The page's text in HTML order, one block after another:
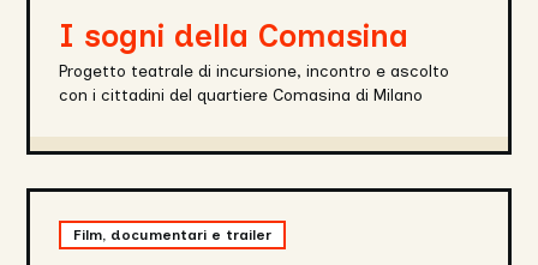
I sogni della Comasina
Progetto teatrale di incursione, incontro e ascolto
con i cittadini del quartiere Comasina di Milano
Film, documentari e trailer